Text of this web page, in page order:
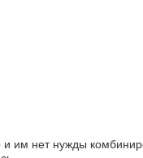
им нет нужды